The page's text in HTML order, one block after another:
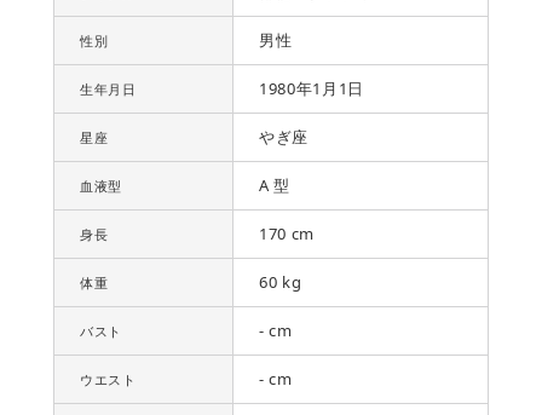
性別 男性
生年月日 1980年1月1日
星座 やぎ座
血液型 A 型
身長 170 cm
体重 60 kg
バスト - cm
ウエスト - cm